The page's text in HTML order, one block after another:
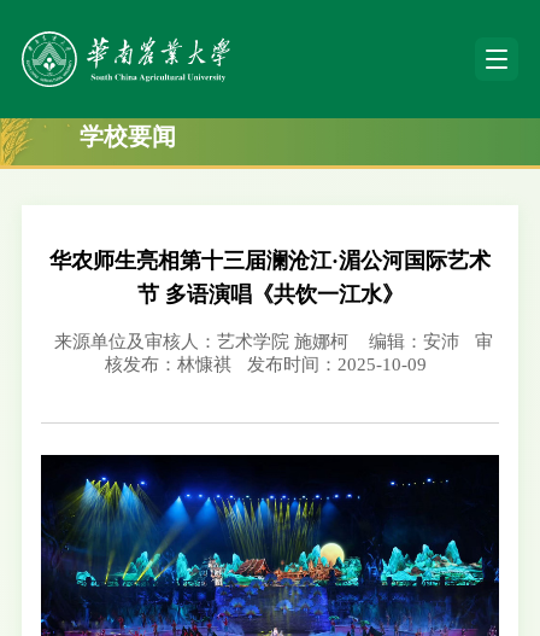
学校要闻
华农师生亮相第十三届澜沧江·湄公河国际艺术
节 多语演唱《共饮一江水》
来源单位及审核人：艺术学院 施娜柯 编辑：安沛
审
核发布：林慷祺
发布时间：2025-10-09